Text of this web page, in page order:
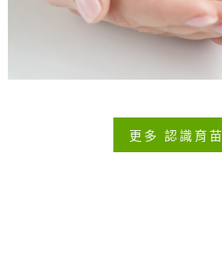
更多 認識育苗